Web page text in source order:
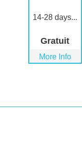
14-28 days...
Gratuit
More Info